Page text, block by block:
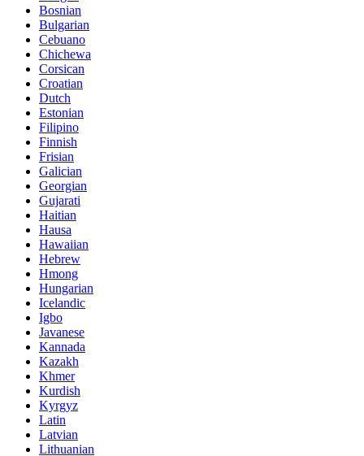
Bosnian
Bulgarian
Cebuano
Chichewa
Corsican
Croatian
Dutch
Estonian
Filipino
Finnish
Frisian
Galician
Georgian
Gujarati
Haitian
Hausa
Hawaiian
Hebrew
Hmong
Hungarian
Icelandic
Igbo
Javanese
Kannada
Kazakh
Khmer
Kurdish
Kyrgyz
Latin
Latvian
Lithuanian